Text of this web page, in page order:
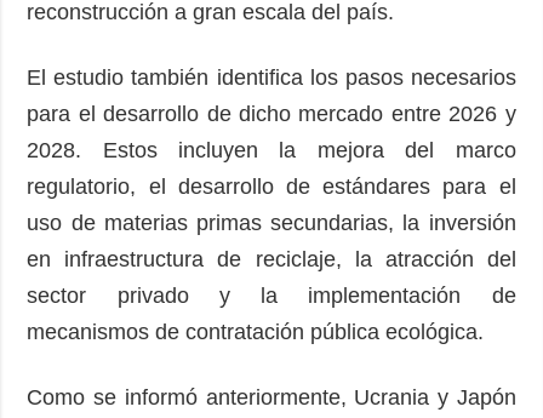
reconstrucción a gran escala del país.
El estudio también identifica los pasos necesarios
para el desarrollo de dicho mercado entre 2026 y
2028. Estos incluyen la mejora del marco
regulatorio, el desarrollo de estándares para el
uso de materias primas secundarias, la inversión
en infraestructura de reciclaje, la atracción del
sector privado y la implementación de
mecanismos de contratación pública ecológica.
Como se informó anteriormente, Ucrania y Japón